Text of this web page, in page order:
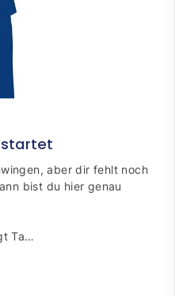
startet
aber dir fehlt noch
bist du hier genau
Ta…